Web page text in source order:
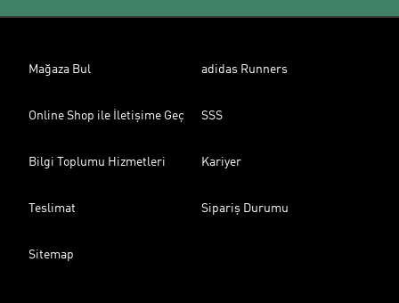
Mağaza Bul adidas Runners
Online Shop ile İletişime Geç SSS
Bilgi Toplumu Hizmetleri Kariyer
Teslimat Sipariş Durumu
Sitemap